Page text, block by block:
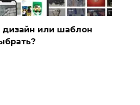
дизайн или шаблон